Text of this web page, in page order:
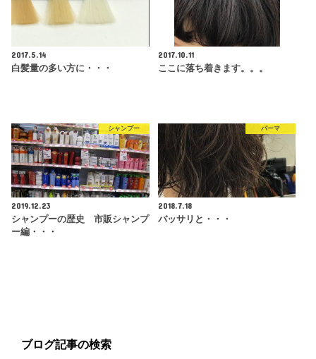
2017.5.14
白髪量の多い方に・・・
2017.10.11
ここに落ち着きます。。。
シャンプー
2019.12.23
シャンプーの歴史 市販シャンプ
ー編・・・
パーマ
2018.7.18
バッサリと・・・
ブログ記事の検索